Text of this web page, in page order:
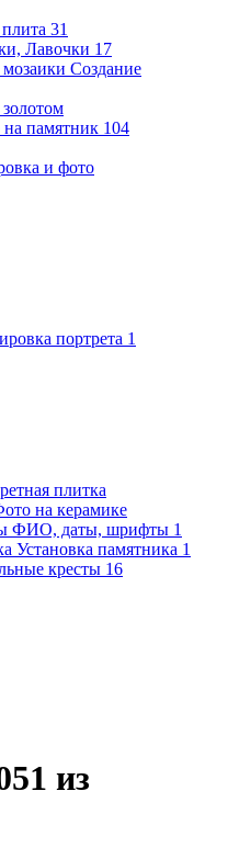
31
Лавочки 17
Создание
на памятник 104
и фото
портрета 1
плитка
на керамике
ФИО, даты, шрифты 1
Установка памятника 1
кресты 16
из